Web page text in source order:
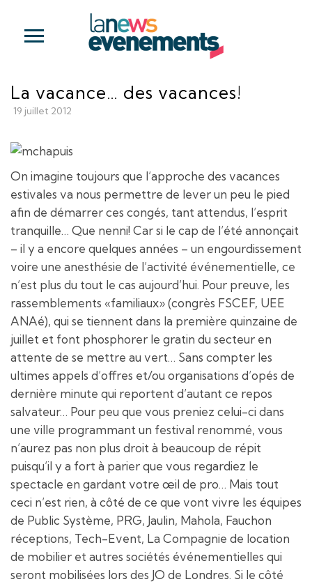
La vacance… des vacances!
19 juillet 2012
On imagine toujours que l’approche des vacances
estivales va nous permettre de lever un peu le pied
afin de démarrer ces congés, tant attendus, l’esprit
tranquille… Que nenni! Car si le cap de l’été annonçait
– il y a encore quelques années – un engourdissement
voire une anesthésie de l’activité événementielle, ce
n’est plus du tout le cas aujourd’hui. Pour preuve, les
rassemblements «familiaux» (congrès FSCEF, UEE
ANAé), qui se tiennent dans la première quinzaine de
juillet et font phosphorer le gratin du secteur en
attente de se mettre au vert… Sans compter les
ultimes appels d’offres et/ou organisations d’opés de
dernière minute qui reportent d’autant ce repos
salvateur… Pour peu que vous preniez celui-ci dans
une ville programmant un festival renommé, vous
n’aurez pas non plus droit à beaucoup de répit
puisqu’il y a fort à parier que vous regardiez le
spectacle en gardant votre œil de pro… Mais tout
ceci n’est rien, à côté de ce que vont vivre les équipes
de Public Système, PRG, Jaulin, Mahola, Fauchon
réceptions, Tech-Event, La Compagnie de location
de mobilier et autres sociétés événementielles qui
seront mobilisées lors des JO de Londres. Si le côté